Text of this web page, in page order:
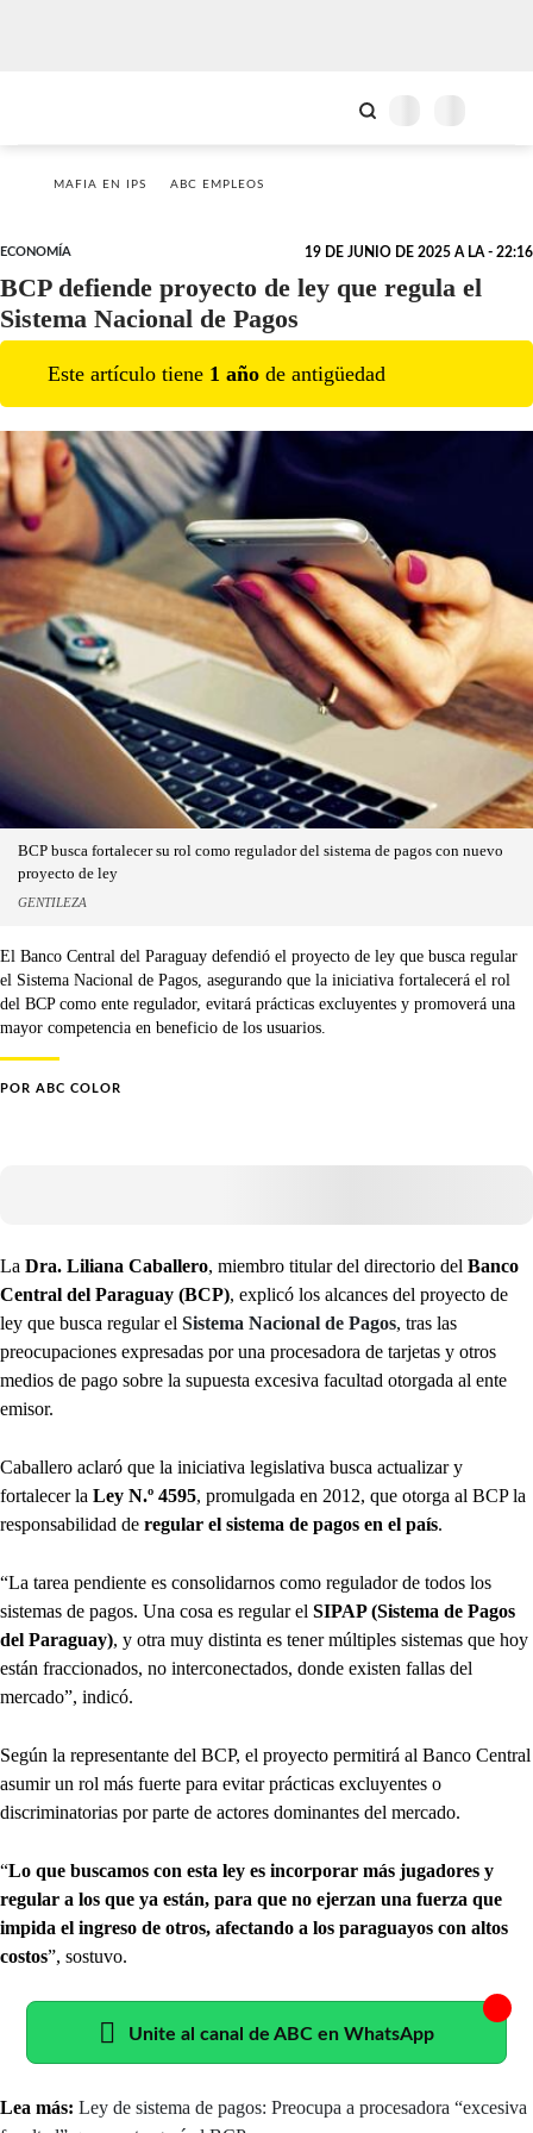
MAFIA EN IPS ABC EMPLEOS
ECONOMÍA 19 DE JUNIO DE 2025 A LA - 22:16
BCP defiende proyecto de ley que regula el
Sistema Nacional de Pagos
Este artículo tiene 1 año de antigüedad
BCP busca fortalecer su rol como regulador del sistema de pagos con nuevo
proyecto de ley
GENTILEZA
El Banco Central del Paraguay defendió el proyecto de ley que busca regular
el Sistema Nacional de Pagos, asegurando que la iniciativa fortalecerá el rol
del BCP como ente regulador, evitará prácticas excluyentes y promoverá una
mayor competencia en beneficio de los usuarios.
POR ABC COLOR
La Dra. Liliana Caballero, miembro titular del directorio del Banco
Central del Paraguay (BCP), explicó los alcances del proyecto de
ley que busca regular el Sistema Nacional de Pagos, tras las
preocupaciones expresadas por una procesadora de tarjetas y otros
medios de pago sobre la supuesta excesiva facultad otorgada al ente
emisor.
Caballero aclaró que la iniciativa legislativa busca actualizar y
fortalecer la Ley N.º 4595, promulgada en 2012, que otorga al BCP la
responsabilidad de regular el sistema de pagos en el país.
“La tarea pendiente es consolidarnos como regulador de todos los
sistemas de pagos. Una cosa es regular el SIPAP (Sistema de Pagos
del Paraguay), y otra muy distinta es tener múltiples sistemas que hoy
están fraccionados, no interconectados, donde existen fallas del
mercado”, indicó.
Según la representante del BCP, el proyecto permitirá al Banco Central
asumir un rol más fuerte para evitar prácticas excluyentes o
discriminatorias por parte de actores dominantes del mercado.
“Lo que buscamos con esta ley es incorporar más jugadores y
regular a los que ya están, para que no ejerzan una fuerza que
impida el ingreso de otros, afectando a los paraguayos con altos
costos”, sostuvo.
Unite al canal de ABC en WhatsApp
Lea más: Ley de sistema de pagos: Preocupa a procesadora “excesiva